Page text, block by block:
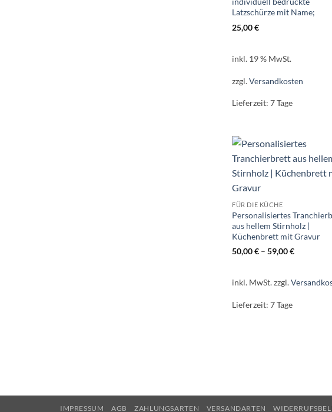
Latzschürze mit Name;
25,00€
inkl. 19 % MwSt.
zzgl.Versandkosten
Lieferzeit:7 Tage
FÜR DIE KÜCHE
Personalisiertes
aus hellem Stirnholz |
Küchenbrett mit Gravur
50,00€ –59,00€
inkl. MwSt.zzgl.
Lieferzeit:7 Tage
IMPRESSUM AGB ZAHLUNGSARTEN VERSANDARTEN